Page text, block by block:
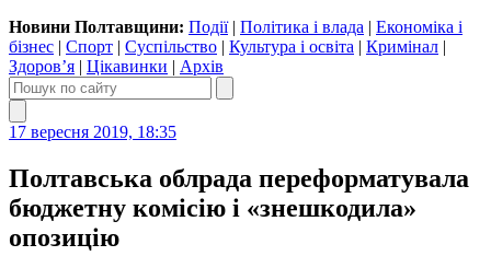
Новини Полтавщини: Події| Політика і влада | Економіка і
бізнес | Спорт | Суспільство | Культура і освіта | Кримінал |
Здоров’я | Цікавинки | Архів
17 вересня 2019, 18:35
Полтавська облрада переформатувала
бюджетну комісію і «знешкодила»
опозицію